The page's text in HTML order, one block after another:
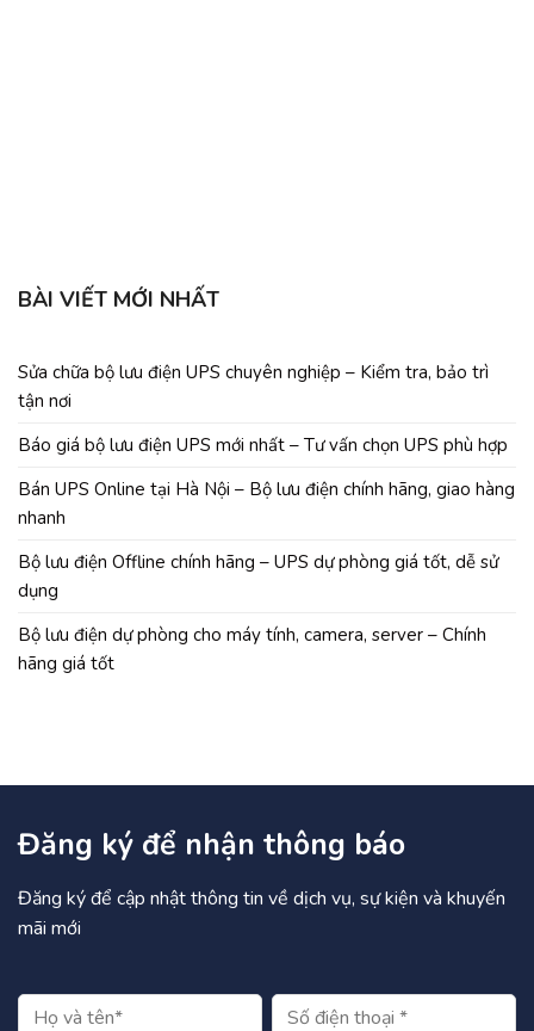
BÀI VIẾT MỚI NHẤT
Sửa chữa bộ lưu điện UPS chuyên nghiệp – Kiểm tra, bảo trì
tận nơi
Báo giá bộ lưu điện UPS mới nhất – Tư vấn chọn UPS phù hợp
Bán UPS Online tại Hà Nội – Bộ lưu điện chính hãng, giao hàng
nhanh
Bộ lưu điện Offline chính hãng – UPS dự phòng giá tốt, dễ sử
dụng
Bộ lưu điện dự phòng cho máy tính, camera, server – Chính
hãng giá tốt
Đăng ký để nhận thông báo
Đăng ký để cập nhật thông tin về dịch vụ, sự kiện và khuyến
mãi mới